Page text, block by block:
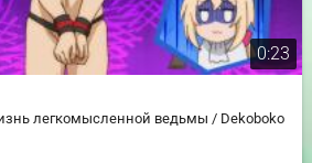
0:23
легкомысленной ведьмы / Dekoboko